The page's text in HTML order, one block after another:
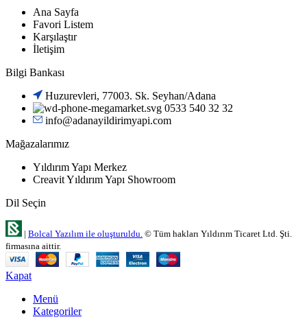
Ana Sayfa
Favori Listem
Karşılaştır
İletişim
Bilgi Bankası
Huzurevleri, 77003. Sk. Seyhan/Adana
0533 540 32 32
info@adanayildirimyapi.com
Mağazalarımız
Yıldırım Yapı Merkez
Creavit Yıldırım Yapı Showroom
Dil Seçin
| Bolcal Yazılım ile oluşturuldu. © Tüm hakları Yıldırım Ticaret Ltd. Şti.
firmasına aittir.
Kapat
Menü
Kategoriler